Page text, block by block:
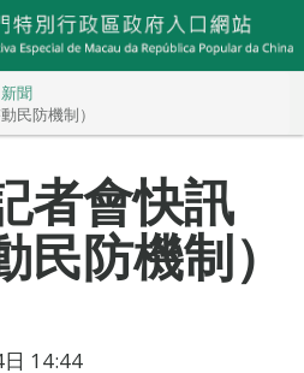
新聞
民防機制）
者會快訊
民防機制）
14:44